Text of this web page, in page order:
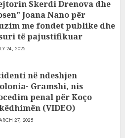
Skerdi Drenova dhe
Joana Nano për
me fondet publike dhe
të pajustifikuar
24, 2025
në ndeshjen
Gramshi, nis
penal për Koço
(VIDEO)
27, 2025